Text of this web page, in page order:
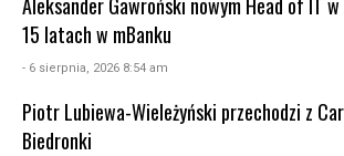
15 latach w mBanku
- 6 sierpnia, 2026 8:54 am
Piotr Lubiewa-Wieleżyński przechodzi z
Biedronki